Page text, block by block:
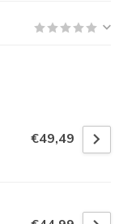
€49,49